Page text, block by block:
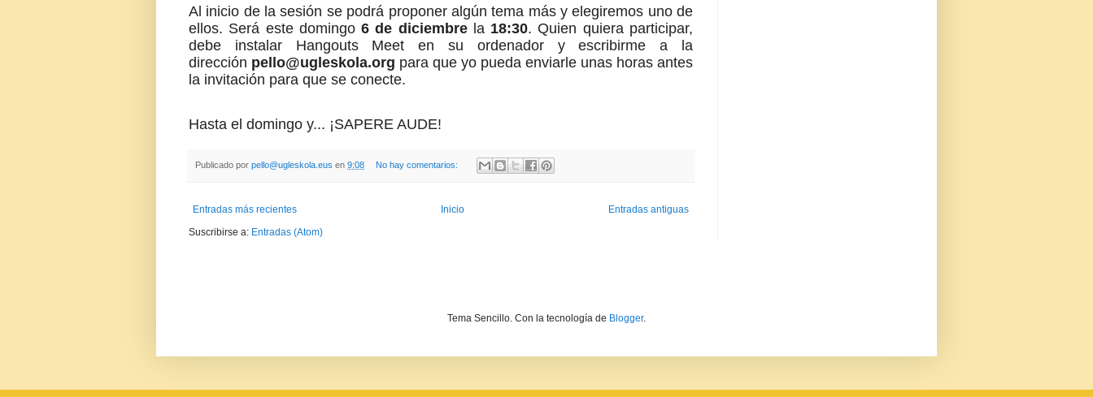
Al inicio de la sesión se podrá proponer algún tema más y elegiremos uno de
ellos. Será este domingo6 de diciembrela 18:30. Quien quiera participar,
debe instalar Hangouts Meet en su ordenador y escribirme a la
dirección pello@ugleskola.org para que yo pueda enviarle unas horas antes
la invitación para que se conecte.
Hasta el domingo y... ¡SAPERE AUDE!
Publicado por pello@ugleskola.eus en 9:08 No hay comentarios:
Entradas más recientes Entradas antiguas
Inicio
Suscribirse a: Entradas (Atom)
Tema Sencillo. Con la tecnología de Blogger.